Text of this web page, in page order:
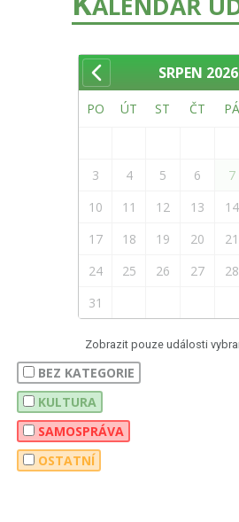
SRPEN 2026
PO ÚT ST ČT PÁ
3
4 5 6 7
10
11 12 13 14
17
18 19 20 21
24
25 26 27 28
31
Zobrazit pouze události
BEZ KATEGORIE
KULTURA
SAMOSPRÁVA
OSTATNÍ